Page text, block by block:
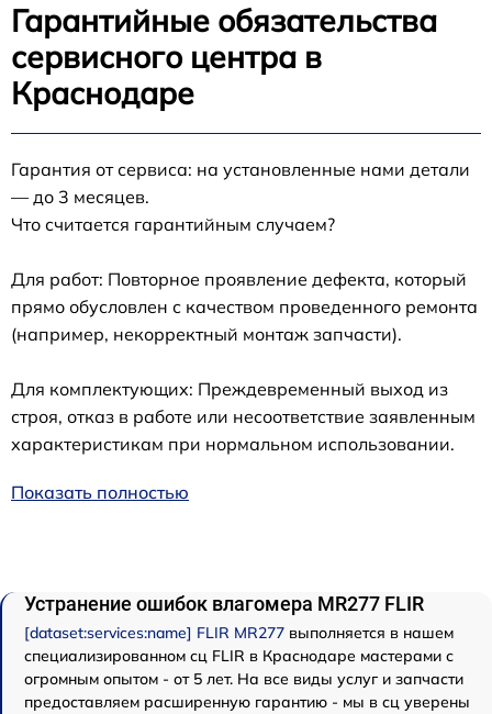
Гарантийные обязательства
сервисного центра в
Краснодаре
Гарантия от сервиса: на установленные нами детали
— до 3 месяцев.
Что считается гарантийным случаем?
Для работ: Повторное проявление дефекта, который
прямо обусловлен с качеством проведенного ремонта
(например, некорректный монтаж запчасти).
Для комплектующих: Преждевременный выход из
строя, отказ в работе или несоответствие заявленным
характеристикам при нормальном использовании.
Показать полностью
Устранение ошибок влагомера MR277 FLIR
[dataset:services:name] FLIR MR277 выполняется в нашем
специализированном сц FLIR в Краснодаре мастерами с
огромным опытом - от 5 лет. На все виды услуг и запчасти
предоставляем расширенную гарантию - мы в сц уверены